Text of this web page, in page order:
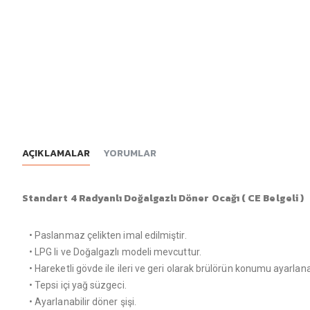
AÇIKLAMALAR YORUMLAR
Standart 4 Radyanlı Doğalgazlı Döner Ocağı ( CE Belgeli )
• Paslanmaz çelikten imal edilmiştir.
• LPG li ve Doğalgazlı modeli mevcuttur.
• Hareketli gövde ile ileri ve geri olarak brülörün konumu
• Tepsi içi yağ süzgeci.
• Ayarlanabilir döner şişi.